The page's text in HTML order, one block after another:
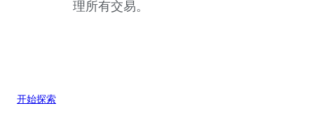
理所有交易。
开始探索